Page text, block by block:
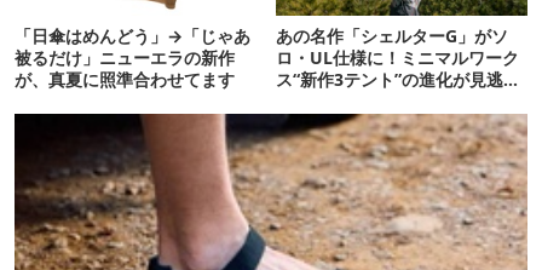
「日傘はめんどう」→「じゃあ
被るだけ」ニューエラの新作
が、真夏に照準合わせてます
あの名作「シェルターG」がソ
ロ・UL仕様に！ミニマルワーク
ス“新作3テント”の進化が見逃せ